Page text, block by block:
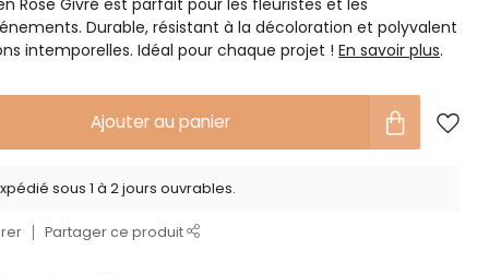
Rose Givré est parfait pour les fleuristes et les
Durable, résistant à la décoloration et polyvalent
intemporelles. Idéal pour chaque projet !En savoir plus.
Ajouter au panier
sous 1 à 2 jours ouvrables.
Partager ce produit